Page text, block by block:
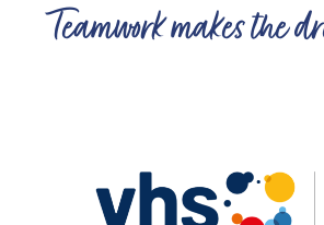
Teamwork makes the